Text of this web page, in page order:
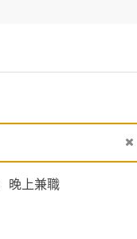
晚上兼職